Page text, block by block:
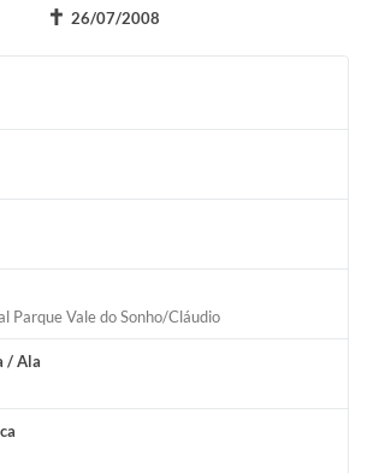
✝ 26/07/2008
Parque Vale do Sonho/Cláudio
/ Ala